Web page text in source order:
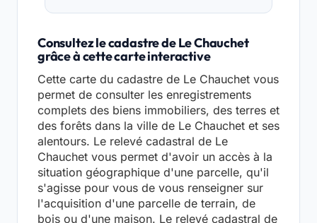
Consultez le cadastre de Le Chauchet
grâce à cette carte interactive
Cette carte du cadastre de Le Chauchet vous
permet de consulter les enregistrements
complets des biens immobiliers, des terres et
des forêts dans la ville de Le Chauchet et ses
alentours. Le relevé cadastral de Le
Chauchet vous permet d'avoir un accès à la
situation géographique d'une parcelle, qu'il
s'agisse pour vous de vous renseigner sur
l'acquisition d'une parcelle de terrain, de
bois ou d'une maison. Le relevé cadastral de